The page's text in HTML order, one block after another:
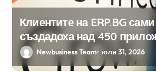
Клиентите на ERP.BG сами
създадоха над 450
ERP системата с помощта
вградения в нея изкуствен
Newbusiness Team юли 31, 2026